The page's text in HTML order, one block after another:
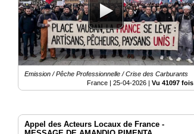
Emission / Pêche Professionnelle / Crise des Carburants
France | 25-04-2026| Vu 41097 fois
Appel des Acteurs Locaux de France -